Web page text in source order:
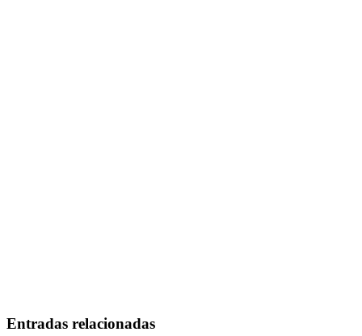
Entradas relacionadas